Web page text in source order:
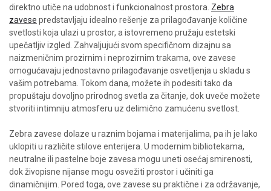
direktno utiče na udobnost i funkcionalnost prostora. Zebra
zavese predstavljaju idealno rešenje za prilagođavanje količine
svetlosti koja ulazi u prostor, a istovremeno pružaju estetski
upečatljiv izgled. Zahvaljujući svom specifičnom dizajnu sa
naizmeničnim prozirnim i neprozirnim trakama, ove zavese
omogućavaju jednostavno prilagođavanje osvetljenja u skladu s
vašim potrebama. Tokom dana, možete ih podesiti tako da
propuštaju dovoljno prirodnog svetla za čitanje, dok uveče možete
stvoriti intimniju atmosferu uz delimično zamućenu svetlost.
Zebra zavese dolaze u raznim bojama i materijalima, pa ih je lako
uklopiti u različite stilove enterijera. U modernim bibliotekama,
neutralne ili pastelne boje zavesa mogu uneti osećaj smirenosti,
dok živopisne nijanse mogu osvežiti prostor i učiniti ga
dinamičnijim. Pored toga, ove zavese su praktične i za održavanje,